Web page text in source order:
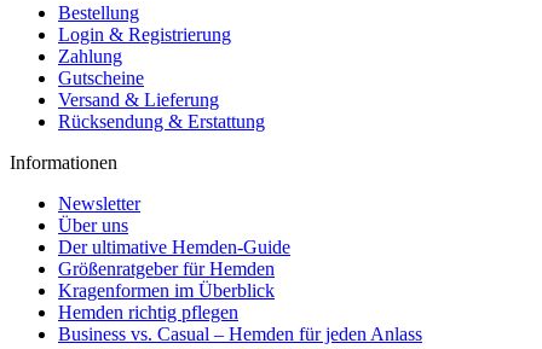
Bestellung
Login & Registrierung
Zahlung
Gutscheine
Versand & Lieferung
Rücksendung & Erstattung
Informationen
Newsletter
Über uns
Der ultimative Hemden-Guide
Größenratgeber für Hemden
Kragenformen im Überblick
Hemden richtig pflegen
Business vs. Casual – Hemden für jeden Anlass